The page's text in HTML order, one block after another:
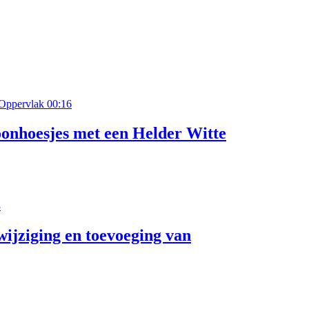
00:16
met een Helder Witte
en toevoeging van